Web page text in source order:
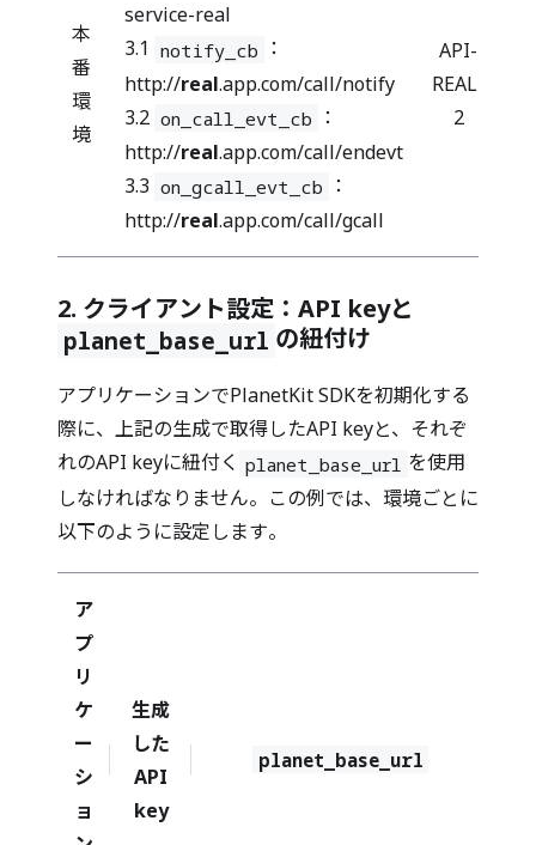
本
番
環
境
service-real
3.1 notify_cb ：
http://real.app.com/call/notify
3.2 on_call_evt_cb ：
http://real.app.com/call/endevt
3.3 on_gcall_evt_cb ：
http://real.app.com/call/gcall
API-
REAL-
2
2. クライアント設定：API keyと
planet_base_url の紐付け
アプリケーションでPlanetKit SDKを初期化する
際に、上記の生成で取得したAPI keyと、それぞ
れのAPI keyに紐付く planet_base_url を使用
しなければなりません。この例では、環境ごとに
以下のように設定します。
ア
プ
リ
ケ
ー
シ
ョ
生成
した
API
key
planet_base_url